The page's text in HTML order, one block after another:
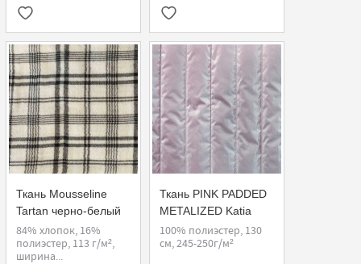
Ткань Mousseline
Tartan черно-белый
84% хлопок, 16%
полиэстер, 113 г/м²,
ширина...
Ткань PINK PADDED
METALIZED Katia
100% полиэстер, 130
см, 245-250г/м²